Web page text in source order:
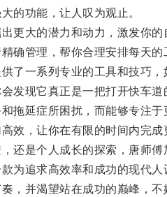
功能，让人叹为观止。
大的潜力和动力，激发你的
管理，帮你合理安排每天的
一系列专业的工具和技巧，
现它真正是一把打开快车道
延症所困扰，而能够专注于
，让你在有限的时间内完成
是个人成长的探索，唐师傅
追求高效率和成功的现代人
并渴望站在成功的巅峰，不